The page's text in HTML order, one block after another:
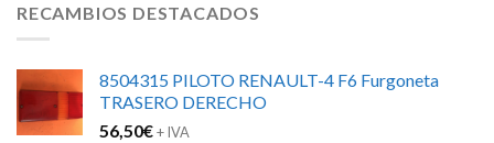
RECAMBIOS DESTACADOS
8504315 PILOTO RENAULT-4 F6 Furgoneta
TRASERO DERECHO
56,50€+ IVA